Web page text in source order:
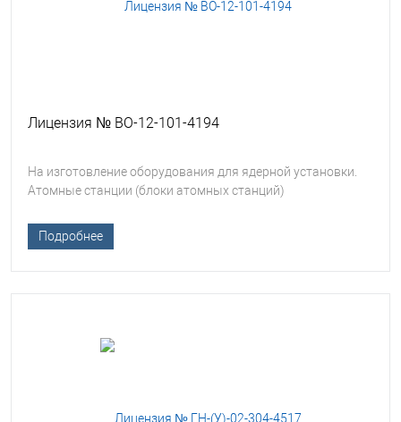
Лицензия № ВО-12-101-4194
На изготовление оборудования для ядерной установки.
Атомные станции (блоки атомных станций)
Подробнее